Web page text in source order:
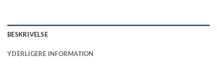
BESKRIVELSE
YDERLIGERE INFORMATION